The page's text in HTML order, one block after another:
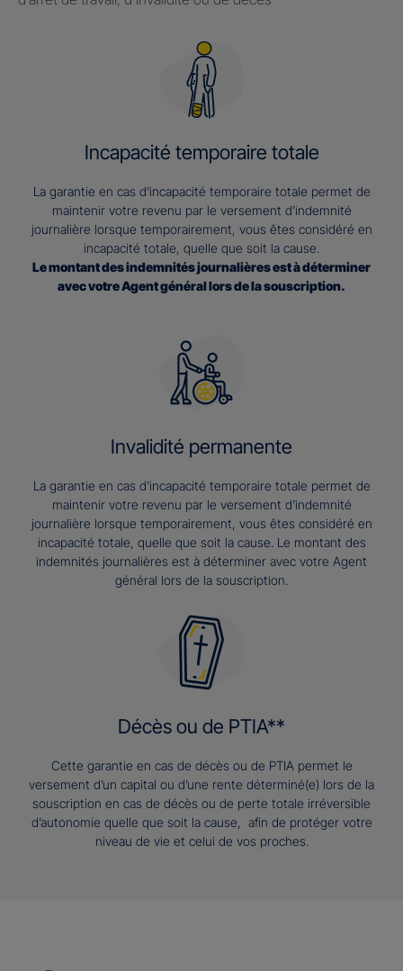
Incapacité temporaire totale
La garantie en cas d’incapacité temporaire totale permet de
maintenir votre revenu par le versement d’indemnité
journalière lorsque temporairement, vous êtes considéré en
incapacité totale, quelle que soit la cause.
Le montant des indemnités journalières est à déterminer
avec votre Agent général lors de la souscription.
Invalidité permanente
La garantie en cas d’incapacité temporaire totale permet de
maintenir votre revenu par le versement d’indemnité
journalière lorsque temporairement, vous êtes considéré en
incapacité totale, quelle que soit la cause. Le montant des
indemnités journalières est à déterminer avec votre Agent
général lors de la souscription.
Décès ou de PTIA**
Cette garantie en cas de décès ou de PTIA permet le
versement d’un capital ou d’une rente déterminé(e) lors de la
souscription en cas de décès ou de perte totale irréversible
d’autonomie quelle que soit la cause, afin de protéger votre
niveau de vie et celui de vos proches.